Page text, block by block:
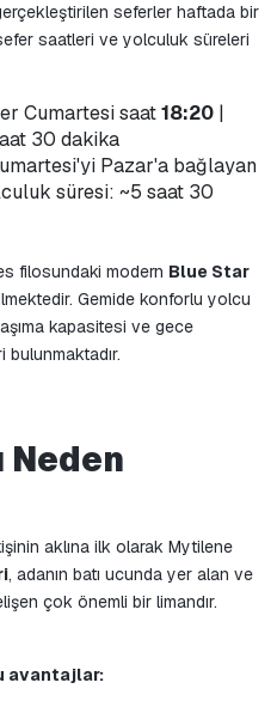
seferler haftada bir
saatleri ve yolculuk süreleri
Cumartesi saat 18:20
30 dakika
Pazar'a bağlayan
süresi: ~5 saat 30
filosundaki modern Blue Star
Gemide konforlu yolcu
kapasitesi ve gece
Neden
aklına ilk olarak Mytilene
, adanın batı ucunda yer alan ve
çok önemli bir limandır.
avantajlar: